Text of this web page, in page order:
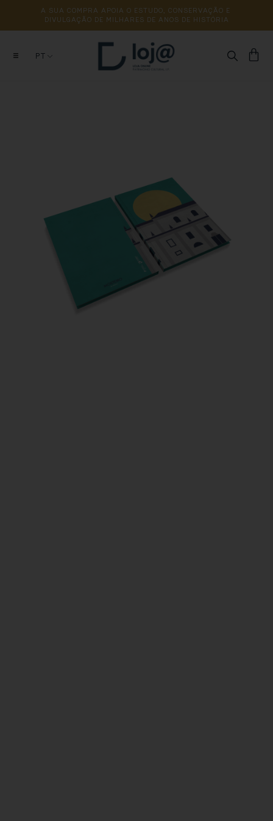
A SUA COMPRA APOIA O ESTUDO, CONSERVAÇÃO E
DIVULGAÇÃO DE MILHARES DE ANOS DE HISTÓRIA
PT